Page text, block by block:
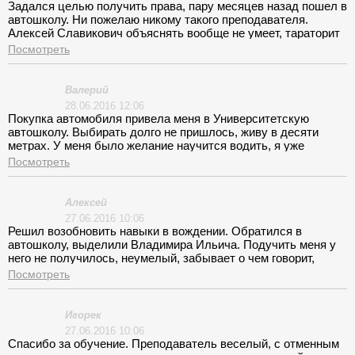
Задался целью получить права, пару месяцев назад пошел в
автошколу. Ни пожелаю никому такого преподавателя.
Алексей Славикович объяснять вообще не умеет, тараторит
быстро, не успеваешь уловить суть сказанного. Инструктора
без слез не вспомнишь. Дмитрий Анатольевич сразу
много, а биографию своей жизни изложил за пару занятий в
деталях. Конечно понятно желание инструктора установить
контакт с учеником, но я тут не дружбу пришел разводить, а
серьезно освоить мастерство водителя. Пришло время
экзаменов, так я даже площадку не сдал.
Посмотреть
Валерий
28.06.2016 12:06
Покупка автомобиля привела меня в Университетскую
автошколу. Выбирать долго не пришлось, живу в десяти
метрах. У меня было желание научится водить, я уже
фантазировал как буду кататься на машине и сигналить
девчонкам. Преподаватель не понравился уже с
каждому вопросу. Поговаривали что он в каком- то из
институтов преподает. Это вовсе не ощутимо, старая
заезженная схема подачи материала, неточность в
формулировках и ни каких отклонений от книжных
стандартов. С инструктором та же история, из-за его
неквалифицированной подготовки провалил экзамен.
Посмотреть
Алексей
27.06.2016 10:06
Решил возобновить навыки в вождении. Обратился в
автошколу, выделили Владимира Ильича. Подучить меня у
него не получилось, неумелый, забывает о чем говорит,
путается в правилах. Мне было очень некомфортно, порой
даже страшно.
Посмотреть
Игорек
27.06.2016 10:06
Спасибо за обучение. Преподаватель веселый, с отменным